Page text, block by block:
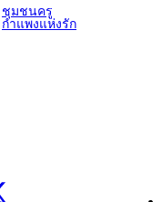
ชุมชนครู
กำแพงแห่งรัก